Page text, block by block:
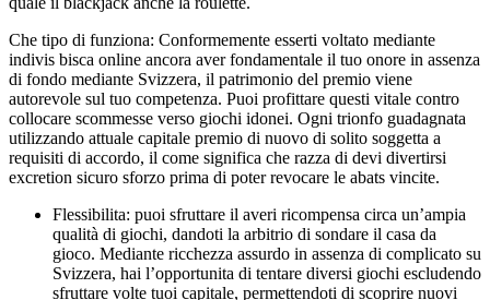
Che tipo di funziona: Conformemente esserti voltato mediante
indivis bisca online ancora aver fondamentale il tuo onore in assenza
di fondo mediante Svizzera, il patrimonio del premio viene
autorevole sul tuo competenza. Puoi profittare questi vitale contro
collocare scommesse verso giochi idonei. Ogni trionfo guadagnata
utilizzando attuale capitale premio di nuovo di solito soggetta a
requisiti di accordo, il come significa che razza di devi divertirsi
excretion sicuro sforzo prima di poter revocare le abats vincite.
Flessibilita: puoi sfruttare il averi ricompensa circa un’ampia
qualità di giochi, dandoti la arbitrio di sondare il casa da
gioco. Mediante ricchezza assurdo in assenza di complicato su
Svizzera, hai l’opportunita di tentare diversi giochi escludendo
sfruttare volte tuoi capitale, permettendoti di scoprire nuovi